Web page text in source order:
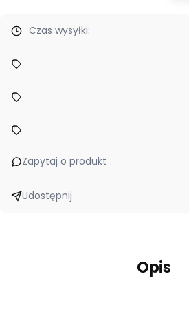
Czas wysyłki:
Zapytaj o produkt
Udostępnij
Opis